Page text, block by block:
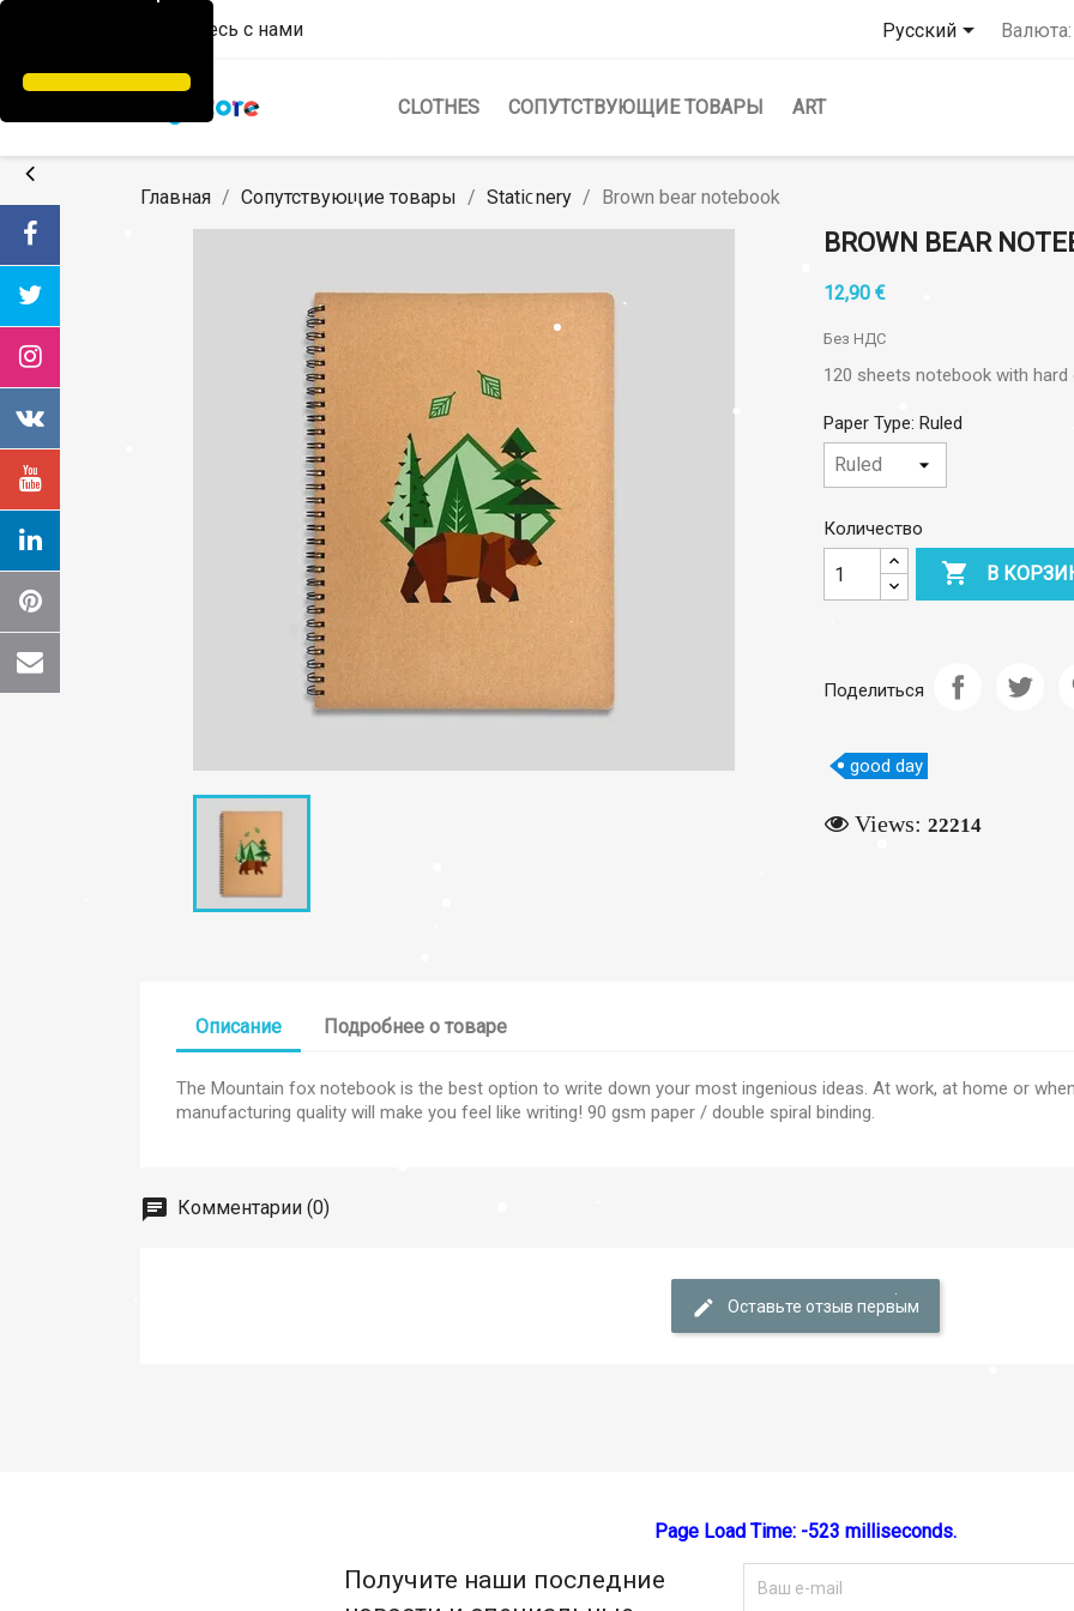
Свяжитесь с нами Русский Валюта:
CLOTHES СОПУТСТВУЮЩИЕ ТОВАРЫ ART
Главная Сопутствующие товары Stationery Brown bear notebook
BROWN BEAR
12,90 €
Без НДС
120 sheets notebook with
Paper Type: Ruled
Количество
 В
Поделиться
good day
Views: 22214
Описание Подробнее о товаре
The Mountain fox notebook is the best option to write down your most ingenious ideas. At work, at home or
manufacturing quality will make you feel like writing! 90 gsm paper / double spiral binding.
Комментарии (0)
Оставьте отзыв первым
Page Load Time: -523 milliseconds.
Получите наши последние
Отмена